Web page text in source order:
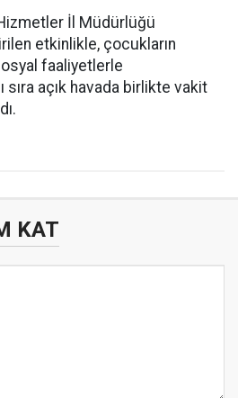
İl Müdürlüğü
etkinlikle, çocukların
faaliyetlerle
sıra açık havada birlikte vakit
KAT